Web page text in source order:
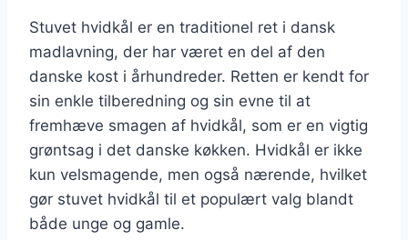
Stuvet hvidkål er en traditionel ret i dansk
madlavning, der har været en del af den
danske kost i århundreder. Retten er kendt for
sin enkle tilberedning og sin evne til at
fremhæve smagen af hvidkål, som er en vigtig
grøntsag i det danske køkken. Hvidkål er ikke
kun velsmagende, men også nærende, hvilket
gør stuvet hvidkål til et populært valg blandt
både unge og gamle.